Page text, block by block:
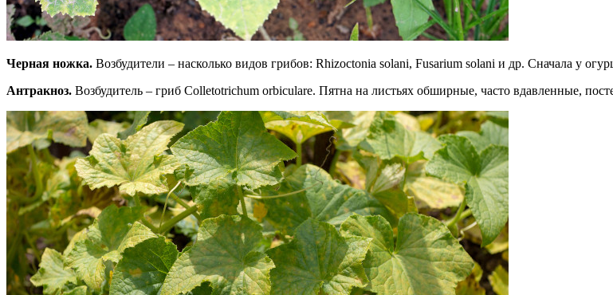
Черная ножка. Возбудители – насколько видов грибов: Rhizoctonia solani, Fusarium solani и др. Сначала у
Антракноз. Возбудитель – гриб Colletotrichum orbiculare. Пятна на листьях обширные, часто вдавленные,